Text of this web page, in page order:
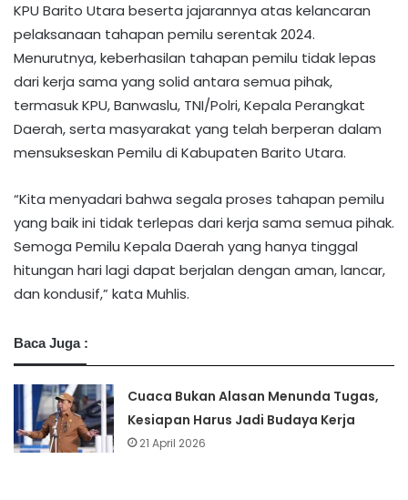
KPU Barito Utara beserta jajarannya atas kelancaran
pelaksanaan tahapan pemilu serentak 2024.
Menurutnya, keberhasilan tahapan pemilu tidak lepas
dari kerja sama yang solid antara semua pihak,
termasuk KPU, Banwaslu, TNI/Polri, Kepala Perangkat
Daerah, serta masyarakat yang telah berperan dalam
mensukseskan Pemilu di Kabupaten Barito Utara.
“Kita menyadari bahwa segala proses tahapan pemilu
yang baik ini tidak terlepas dari kerja sama semua pihak.
Semoga Pemilu Kepala Daerah yang hanya tinggal
hitungan hari lagi dapat berjalan dengan aman, lancar,
dan kondusif,” kata Muhlis.
Baca Juga :
Cuaca Bukan Alasan Menunda Tugas,
Kesiapan Harus Jadi Budaya Kerja
21 April 2026